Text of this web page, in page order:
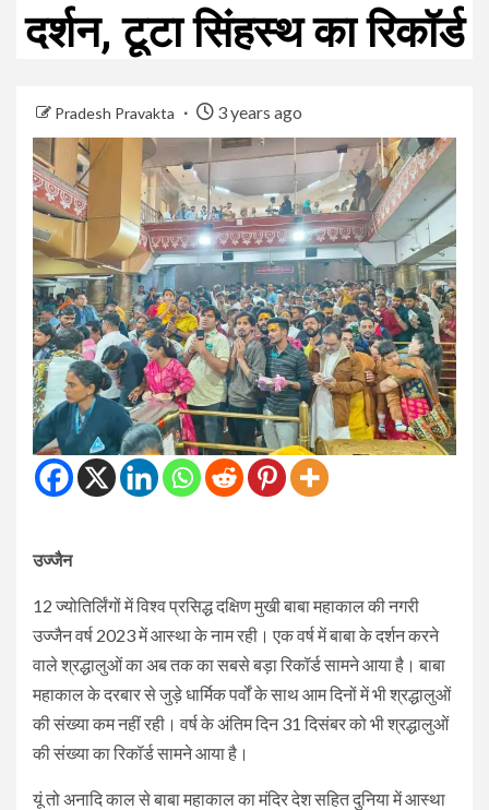
दर्शन, टूटा सिंहस्थ का रिकॉर्ड
Pradesh Pravakta 3 years ago
उज्जैन
12 ज्योतिर्लिंगों में विश्व प्रसिद्ध दक्षिण मुखी बाबा महाकाल की नगरी
उज्जैन वर्ष 2023 में आस्था के नाम रही। एक वर्ष में बाबा के दर्शन करने
वाले श्रद्धालुओं का अब तक का सबसे बड़ा रिकॉर्ड सामने आया है। बाबा
महाकाल के दरबार से जुड़े धार्मिक पर्वों के साथ आम दिनों में भी श्रद्धालुओं
की संख्या कम नहीं रही। वर्ष के अंतिम दिन 31 दिसंबर को भी श्रद्धालुओं
की संख्या का रिकॉर्ड सामने आया है।
यूं तो अनादि काल से बाबा महाकाल का मंदिर देश सहित दुनिया में आस्था